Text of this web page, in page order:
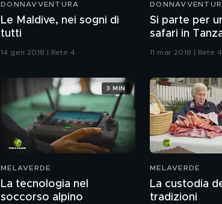
DONNAVVENTURA
Le Maldive, nei sogni di
tutti
14 gen 2018 | Rete 4
Si parte per
safari in
11 mar 2018 | Rete 4
MELAVERDE
La tecnologia nel
soccorso alpino
3 MIN
MELAVERDE
La custodia
tradizioni